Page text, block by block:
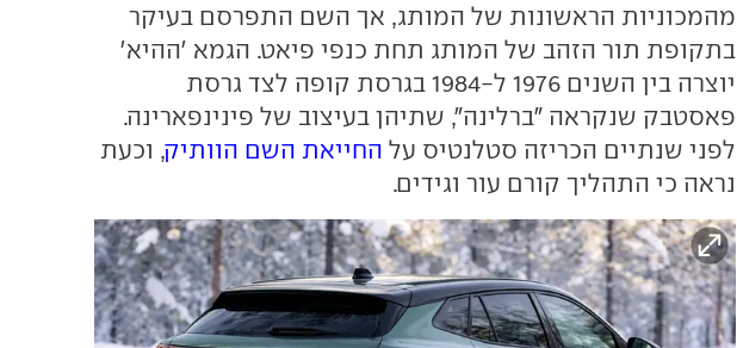
מהמכוניות הראשונות של המותג, אך השם התפרסם בעיקר
בתקופת תור הזהב של המותג תחת כנפי פיאט. הגמא ׳ההיא׳
יוצרה בין השנים 1976 ל-1984 בגרסת קופה לצד גרסת
פאסטבק שנקראה "ברלינה", שתיהן בעיצוב של פינינפארינה.
לפני שנתיים הכריזה סטלנטיס על החייאת השם הוותיק, וכעת
נראה כי התהליך קורם עור וגידים.